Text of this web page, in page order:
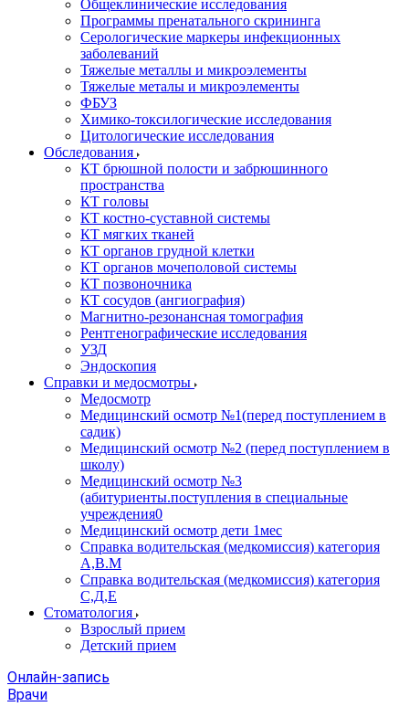
Общеклинические исследования
Программы пренатального скрининга
Серологические маркеры инфекционных
заболеваний
Тяжелые металлы и микроэлементы
Тяжелые металы и микроэлементы
ФБУЗ
Химико-токсилогические исследования
Цитологические исследования
Обследования
КТ брюшной полости и забрюшинного
пространства
КТ головы
КТ костно-суставной системы
КТ мягких тканей
КТ органов грудной клетки
КТ органов мочеполовой системы
КТ позвоночника
КТ сосудов (ангиография)
Магнитно-резонансная томография
Рентгенографические исследования
УЗД
Эндоскопия
Справки и медосмотры
Медосмотр
Медицинский осмотр №1(перед поступлением в
садик)
Медицинский осмотр №2 (перед поступлением в
школу)
Медицинский осмотр №3
(абитуриенты.поступления в специальные
учреждения0
Медицинский осмотр дети 1мес
Справка водительская (медкомиссия) категория
А,В.М
Справка водительская (медкомиссия) категория
С,Д,Е
Стоматология
Взрослый прием
Детский прием
Онлайн-запись
Врачи